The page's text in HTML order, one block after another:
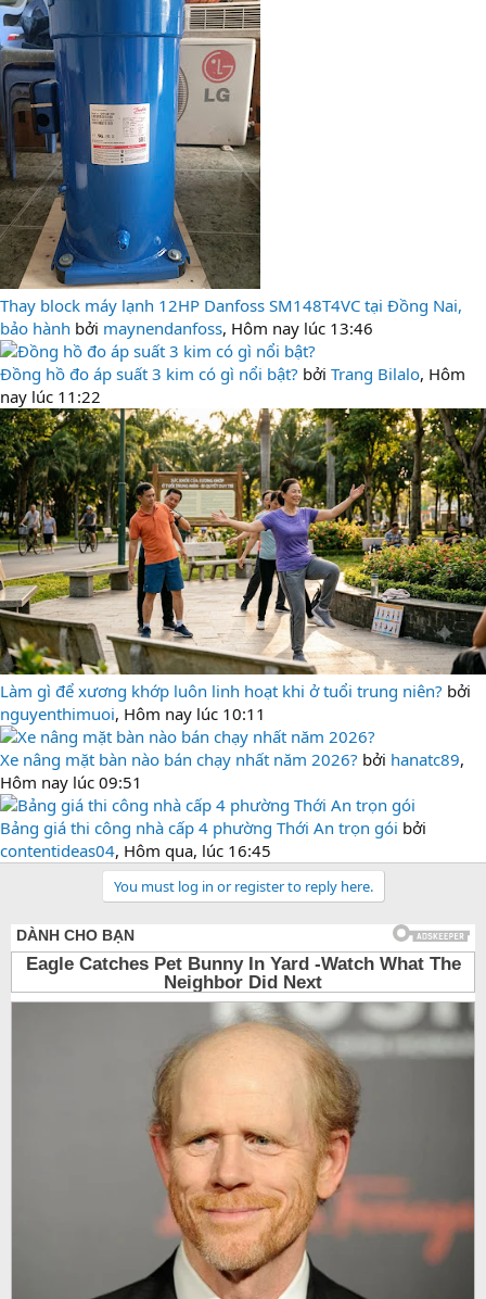
Thay block máy lạnh 12HP Danfoss SM148T4VC tại Đồng Nai,
bảo hành bởi maynendanfoss, Hôm nay lúc 13:46
Đồng hồ đo áp suất 3 kim có gì nổi bật? bởi Trang Bilalo, Hôm
nay lúc 11:22
Làm gì để xương khớp luôn linh hoạt khi ở tuổi trung niên? bởi
nguyenthimuoi, Hôm nay lúc 10:11
Xe nâng mặt bàn nào bán chạy nhất năm 2026? bởi hanatc89,
Hôm nay lúc 09:51
Bảng giá thi công nhà cấp 4 phường Thới An trọn gói bởi
contentideas04, Hôm qua, lúc 16:45
You must log in or register to reply here.